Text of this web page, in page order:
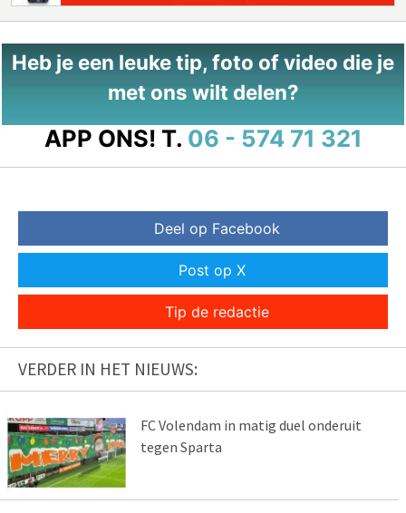
Heb je een leuke tip, foto of video die je
met ons wilt delen?
APP ONS! T. 06 - 574 71 321
Deel op Facebook
Post op X
Tip de redactie
VERDER IN HET NIEUWS:
FC Volendam in matig duel onderuit
tegen Sparta